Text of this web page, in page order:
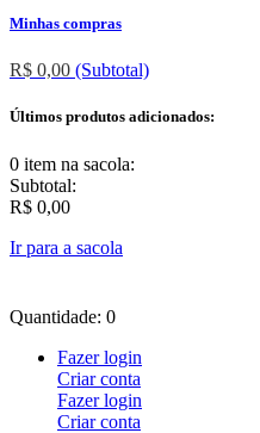
Minhas compras
R$ 0,00 (Subtotal)
Últimos produtos adicionados:
0 item na sacola:
Subtotal:
R$ 0,00
Ir para a sacola
Quantidade: 0
Fazer login
Criar conta
Fazer login
Criar conta